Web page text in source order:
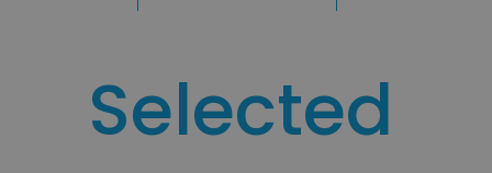
Selected